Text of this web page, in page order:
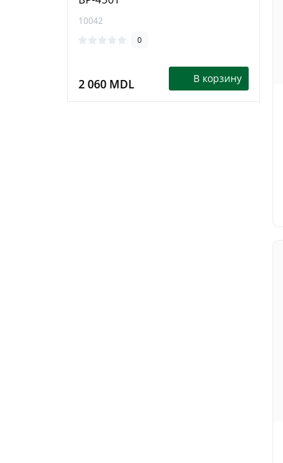
10042
0
2 060 MDL В корзину